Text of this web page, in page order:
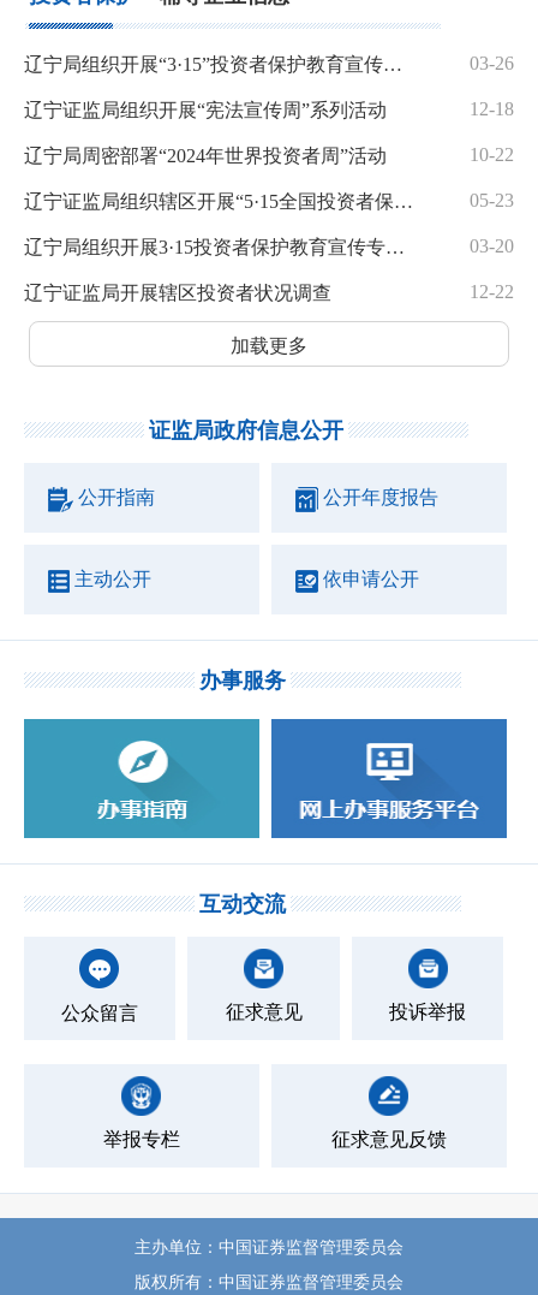
辽宁局组织开展“3·15”投资者保护教育宣传专项活动 03-26
辽宁证监局组织开展“宪法宣传周”系列活动 12-18
辽宁局周密部署“2024年世界投资者周”活动 10-22
辽宁证监局组织辖区开展“5·15全国投资者保护宣传日”系列活动 05-23
辽宁局组织开展3·15投资者保护教育宣传专项活动 03-20
辽宁证监局开展辖区投资者状况调查 12-22
加载更多
证监局政府信息公开
公开指南 公开年度报告
主动公开 依申请公开
办事服务
互动交流
公众留言 征求意见 投诉举报
举报专栏 征求意见反馈
主办单位：中国证券监督管理委员会
版权所有：中国证券监督管理委员会